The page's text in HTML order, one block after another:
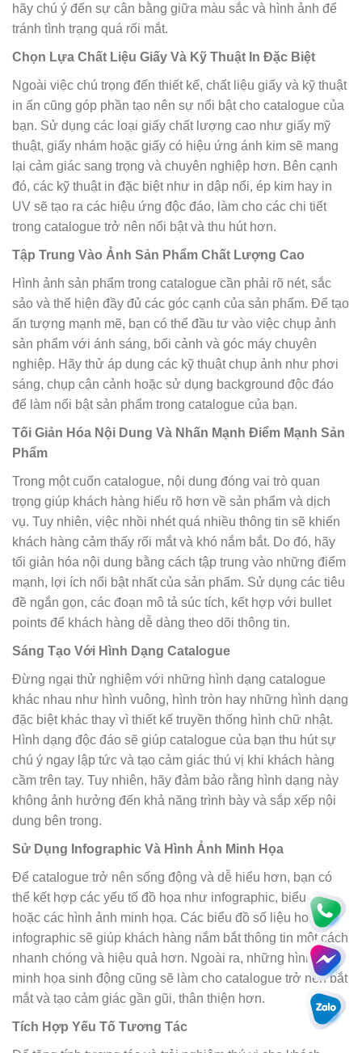
hãy chú ý đến sự cân bằng giữa màu sắc và hình ảnh để
tránh tình trạng quá rối mắt.
Chọn Lựa Chất Liệu Giấy Và Kỹ Thuật In Đặc Biệt
Ngoài việc chú trọng đến thiết kế, chất liệu giấy và kỹ thuật
in ấn cũng góp phần tạo nên sự nổi bật cho catalogue của
bạn. Sử dụng các loại giấy chất lượng cao như giấy mỹ
thuật, giấy nhám hoặc giấy có hiệu ứng ánh kim sẽ mang
lại cảm giác sang trọng và chuyên nghiệp hơn. Bên cạnh
đó, các kỹ thuật in đặc biệt như in dập nổi, ép kim hay in
UV sẽ tạo ra các hiệu ứng độc đáo, làm cho các chi tiết
trong catalogue trở nên nổi bật và thu hút hơn.
Tập Trung Vào Ảnh Sản Phẩm Chất Lượng Cao
Hình ảnh sản phẩm trong catalogue cần phải rõ nét, sắc
sảo và thể hiện đầy đủ các góc cạnh của sản phẩm. Để tạo
ấn tượng mạnh mẽ, bạn có thể đầu tư vào việc chụp ảnh
sản phẩm với ánh sáng, bối cảnh và góc máy chuyên
nghiệp. Hãy thử áp dụng các kỹ thuật chụp ảnh như phơi
sáng, chụp cận cảnh hoặc sử dụng background độc đáo
để làm nổi bật sản phẩm trong catalogue của bạn.
Tối Giản Hóa Nội Dung Và Nhấn Mạnh Điểm Mạnh Sản
Phẩm
Trong một cuốn catalogue, nội dung đóng vai trò quan
trọng giúp khách hàng hiểu rõ hơn về sản phẩm và dịch
vụ. Tuy nhiên, việc nhồi nhét quá nhiều thông tin sẽ khiến
khách hàng cảm thấy rối mắt và khó nắm bắt. Do đó, hãy
tối giản hóa nội dung bằng cách tập trung vào những điểm
mạnh, lợi ích nổi bật nhất của sản phẩm. Sử dụng các tiêu
đề ngắn gọn, các đoạn mô tả súc tích, kết hợp với bullet
points để khách hàng dễ dàng theo dõi thông tin.
Sáng Tạo Với Hình Dạng Catalogue
Đừng ngại thử nghiệm với những hình dạng catalogue
khác nhau như hình vuông, hình tròn hay những hình dạng
đặc biệt khác thay vì thiết kế truyền thống hình chữ nhật.
Hình dạng độc đáo sẽ giúp catalogue của bạn thu hút sự
chú ý ngay lập tức và tạo cảm giác thú vị khi khách hàng
cầm trên tay. Tuy nhiên, hãy đảm bảo rằng hình dạng này
không ảnh hưởng đến khả năng trình bày và sắp xếp nội
dung bên trong.
Sử Dụng Infographic Và Hình Ảnh Minh Họa
Để catalogue trở nên sống động và dễ hiểu hơn, bạn có
thể kết hợp các yếu tố đồ họa như infographic, biểu đồ
hoặc các hình ảnh minh họa. Các biểu đồ số liệu hoặc
infographic sẽ giúp khách hàng nắm bắt thông tin một cách
nhanh chóng và hiệu quả hơn. Ngoài ra, những hình ảnh
minh họa sinh động cũng sẽ làm cho catalogue trở nên bắt
mắt và tạo cảm giác gần gũi, thân thiện hơn.
Tích Hợp Yếu Tố Tương Tác